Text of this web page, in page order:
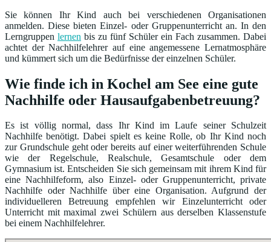
Sie können Ihr Kind auch bei verschiedenen Organisationen
anmelden. Diese bieten Einzel- oder Gruppenunterricht an. In den
Lerngruppen lernen bis zu fünf Schüler ein Fach zusammen. Dabei
achtet der Nachhilfelehrer auf eine angemessene Lernatmosphäre
und kümmert sich um die Bedürfnisse der einzelnen Schüler.
Wie finde ich in Kochel am See eine gute
Nachhilfe oder Hausaufgabenbetreuung?
Es ist völlig normal, dass Ihr Kind im Laufe seiner Schulzeit
Nachhilfe benötigt. Dabei spielt es keine Rolle, ob Ihr Kind noch
zur Grundschule geht oder bereits auf einer weiterführenden Schule
wie der Regelschule, Realschule, Gesamtschule oder dem
Gymnasium ist. Entscheiden Sie sich gemeinsam mit ihrem Kind für
eine Nachhilfeform, also Einzel- oder Gruppenunterricht, private
Nachhilfe oder Nachhilfe über eine Organisation. Aufgrund der
individuelleren Betreuung empfehlen wir Einzelunterricht oder
Unterricht mit maximal zwei Schülern aus derselben Klassenstufe
bei einem Nachhilfelehrer.